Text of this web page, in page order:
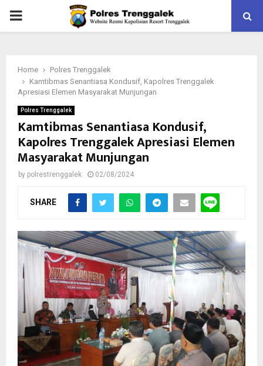
PRIMARY
Home
Polres Trenggalek
Kamtibmas Senantiasa Kondusif, Kapolres Trenggalek
Apresiasi Elemen Masyarakat Munjungan
Polres Trenggalek
Kamtibmas Senantiasa Kondusif,
Kapolres Trenggalek Apresiasi Elemen
Masyarakat Munjungan
by polrestrenggalek 02/08/2024
SHARE